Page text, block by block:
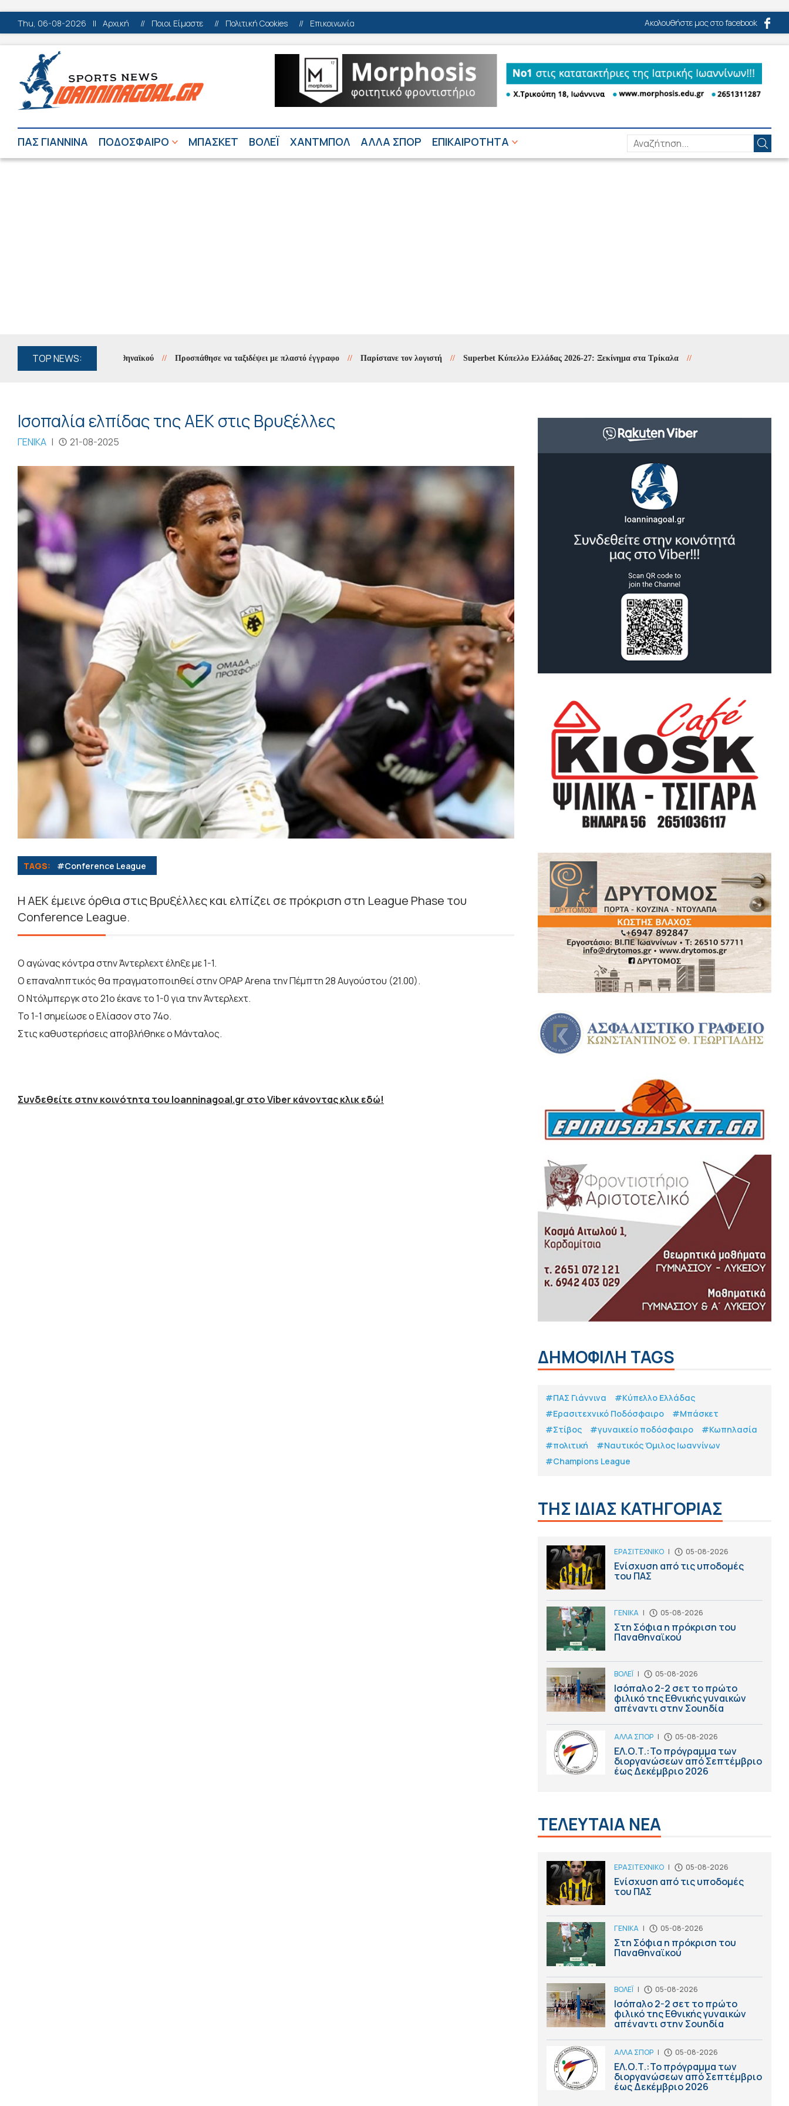
Thu, 06-08-2026 || Αρχική // Ποιοι Είμαστε // Πολιτική Cookies // Επικοινωνία Ακολουθήστε μας στο facebook
ΠΑΣ ΓΙΑΝΝΙΝΑ ΠΟΔΟΣΦΑΙΡΟ ΜΠΑΣΚΕΤ ΒΟΛΕΪ ΧΑΝΤΜΠΟΛ ΑΛΛΑ ΣΠΟΡ ΕΠΙΚΑΙΡΟΤΗΤΑ
TOP NEWS:
η πρόκριση του Παναθηναϊκού // Προσπάθησε να ταξιδέψει με πλαστό έγγραφο // Παρίστανε τον λογιστή // Superbet Κύπελλο Ελλάδας 2026-27: Ξεκίνημα στα Τρίκαλα //
Ισοπαλία ελπίδας της ΑΕΚ στις Βρυξέλλες
ΓΕΝΙΚΑ | 21-08-2025
TAGS: #Conference League
Η ΑΕΚ έμεινε όρθια στις Βρυξέλλες και ελπίζει σε πρόκριση στη League Phase του
Conference League.
Ο αγώνας κόντρα στην Άντερλεχτ έληξε με 1-1.
Ο επαναληπτικός θα πραγματοποιηθεί στην OPAP Arena την Πέμπτη 28 Αυγούστου (21.00).
Ο Ντόλμπεργκ στο 21ο έκανε το 1-0 για την Άντερλεχτ.
Το 1-1 σημείωσε ο Ελίασον στο 74ο.
Στις καθυστερήσεις αποβλήθηκε ο Μάνταλος.
Συνδεθείτε στην κοινότητα του Ioanninagoal.gr στο Viber κάνοντας κλικ εδώ!
ΔΗΜΟΦΙΛΗ TAGS
#ΠΑΣ Γιάννινα
#Κύπελλο Ελλάδας
#Eρασιτεχνικό Ποδόσφαιρο
#Μπάσκετ
#Στίβος
#γυναικείο ποδόσφαιρο
#Κωπηλασία
#πολιτική
#Ναυτικός Όμιλος Ιωαννίνων
#Champions League
ΤΗΣ ΙΔΙΑΣ ΚΑΤΗΓΟΡΙΑΣ
ΕΡΑΣΙΤΕΧΝΙΚΟ | 05-08-2026
Ενίσχυση από τις υποδομές
του ΠΑΣ
ΓΕΝΙΚΑ | 05-08-2026
Στη Σόφια η πρόκριση του
Παναθηναϊκού
ΒΟΛΕΪ | 05-08-2026
Ισόπαλο 2-2 σετ το πρώτο
φιλικό της Εθνικής γυναικών
απέναντι στην Σουηδία
ΑΛΛΑ ΣΠΟΡ | 05-08-2026
ΕΛ.Ο.Τ.:Το πρόγραμμα των
διοργανώσεων από Σεπτέμβριο
έως Δεκέμβριο 2026
ΤΕΛΕΥΤΑΙΑ ΝΕΑ
ΕΡΑΣΙΤΕΧΝΙΚΟ | 05-08-2026
Ενίσχυση από τις υποδομές
του ΠΑΣ
ΓΕΝΙΚΑ | 05-08-2026
Στη Σόφια η πρόκριση του
Παναθηναϊκού
ΒΟΛΕΪ | 05-08-2026
Ισόπαλο 2-2 σετ το πρώτο
φιλικό της Εθνικής γυναικών
απέναντι στην Σουηδία
ΑΛΛΑ ΣΠΟΡ | 05-08-2026
ΕΛ.Ο.Τ.:Το πρόγραμμα των
διοργανώσεων από Σεπτέμβριο
έως Δεκέμβριο 2026